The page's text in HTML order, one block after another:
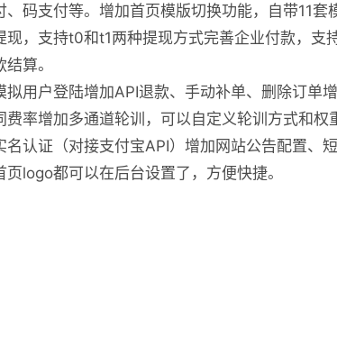
码支付等。增加首页模版切换功能，自带11套
现，支持t0和t1两种提现方式完善企业付款，支
算。
用户登陆增加API退款、手动补单、删除订单
率增加多通道轮训，可以自定义轮训方式和权
认证（对接支付宝API）增加网站公告配置、
logo都可以在后台设置了，方便快捷。